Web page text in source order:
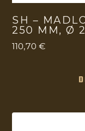
SH –
250 MM, Ø
110,70 €